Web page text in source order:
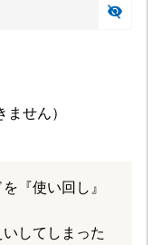
せん）
『使い回し』
してしまった